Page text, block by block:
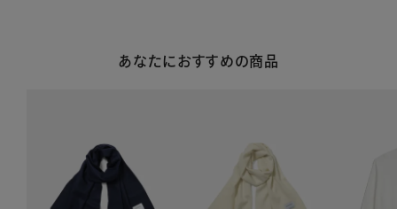
あなたにおすすめの商品